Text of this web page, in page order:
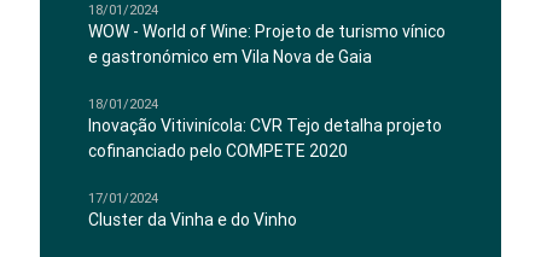
18/01/2024
WOW - World of Wine: Projeto de turismo vínico
e gastronómico em Vila Nova de Gaia
18/01/2024
Inovação Vitivinícola: CVR Tejo detalha projeto
cofinanciado pelo COMPETE 2020
17/01/2024
Cluster da Vinha e do Vinho